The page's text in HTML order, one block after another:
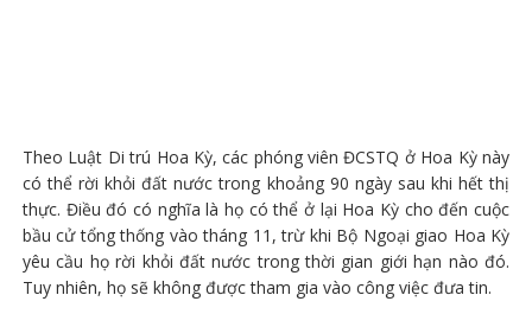
Theo Luật Di trú Hoa Kỳ, các phóng viên ĐCSTQ ở Hoa Kỳ này
có thể rời khỏi đất nước trong khoảng 90 ngày sau khi hết thị
thực. Điều đó có nghĩa là họ có thể ở lại Hoa Kỳ cho đến cuộc
bầu cử tổng thống vào tháng 11, trừ khi Bộ Ngoại giao Hoa Kỳ
yêu cầu họ rời khỏi đất nước trong thời gian giới hạn nào đó.
Tuy nhiên, họ sẽ không được tham gia vào công việc đưa tin.